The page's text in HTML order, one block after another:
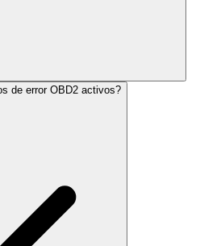
de error OBD2 activos?